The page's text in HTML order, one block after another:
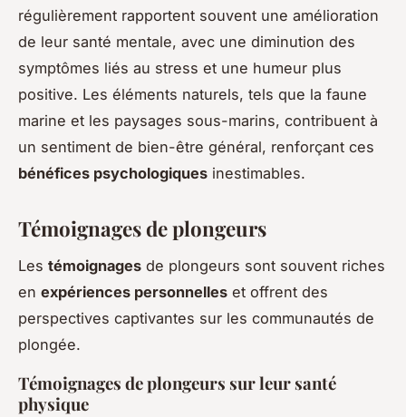
régulièrement rapportent souvent une amélioration
de leur santé mentale, avec une diminution des
symptômes liés au stress et une humeur plus
positive. Les éléments naturels, tels que la faune
marine et les paysages sous-marins, contribuent à
un sentiment de bien-être général, renforçant ces
bénéfices psychologiques inestimables.
Témoignages de plongeurs
Les témoignages de plongeurs sont souvent riches
en expériences personnelles et offrent des
perspectives captivantes sur les communautés de
plongée.
Témoignages de plongeurs sur leur santé
physique